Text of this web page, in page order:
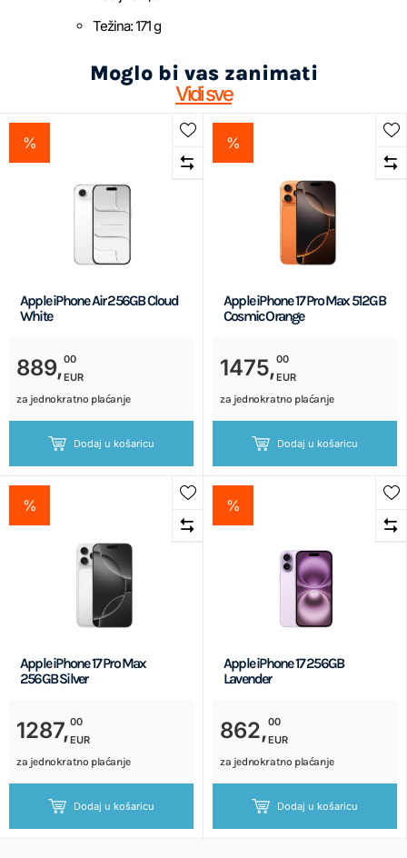
Težina: 171 g
Moglo bi vas zanimati
Vidi sve
%
Apple iPhone Air 256GB Cloud
White
889,00
EUR
za jednokratno plaćanje
Dodaj u košaricu
%
Apple iPhone 17 Pro Max 512GB
Cosmic Orange
1475,00
EUR
za jednokratno plaćanje
Dodaj u košaricu
%
Apple iPhone 17 Pro Max
256GB Silver
1287,00
EUR
za jednokratno plaćanje
Dodaj u košaricu
%
Apple iPhone 17 256GB
Lavender
862,00
EUR
za jednokratno plaćanje
Dodaj u košaricu